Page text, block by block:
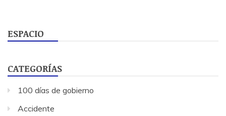
ESPACIO
CATEGORÍAS
100 días de gobierno
Accidente